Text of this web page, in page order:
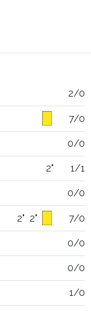
2/0
7/0
0/0
2" 1/1
0/0
2" 2" 7/0
0/0
0/0
1/0